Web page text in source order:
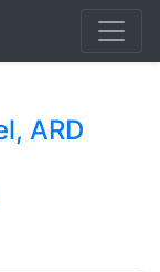
ARD